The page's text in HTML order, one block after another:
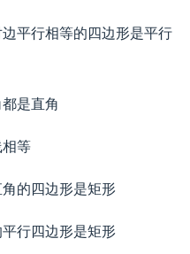
平行相等的四边形是平行
是直角
相等
的四边形是矩形
行四边形是矩形